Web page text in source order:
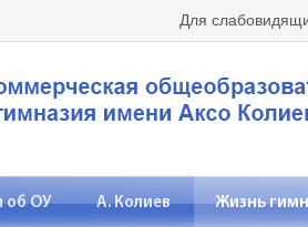
Для
об ОУ А. Колиев Жизнь